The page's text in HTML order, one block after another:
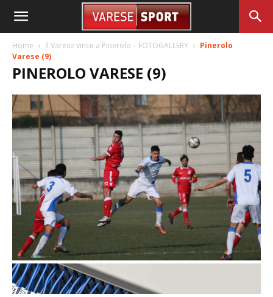
Home Il Varese vince a Pinerolo – FOTOGALLERY
Pinerolo
Varese (9)
PINEROLO VARESE (9)